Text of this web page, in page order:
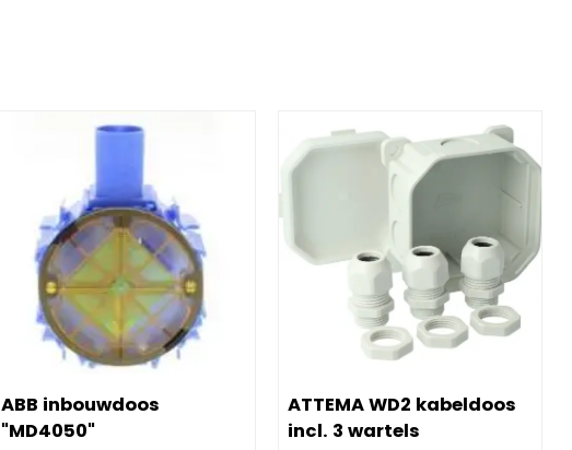
ABB inbouwdoos
"MD4050"
ATTEMA WD2 kabeldoos
incl. 3 wartels